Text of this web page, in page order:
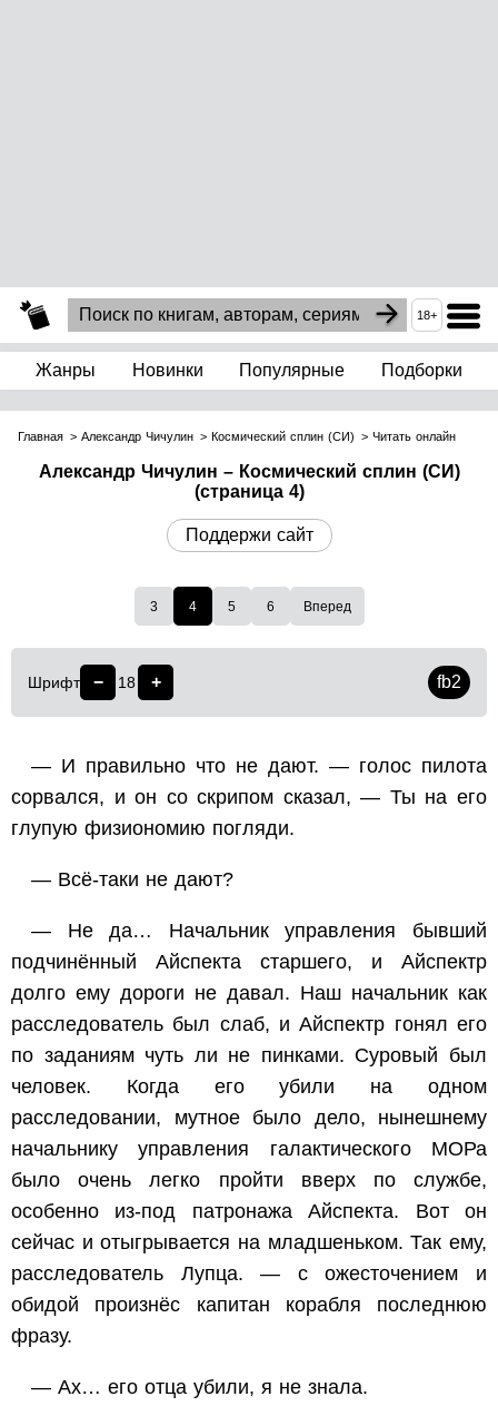
18+
Жанры Новинки Популярные Подборки
Главная Александр Чичулин Космический сплин (СИ) Читать онлайн
Александр Чичулин – Космический сплин (СИ)
(страница 4)
Поддержи сайт
3 4 5 6 Вперед
Шрифт − 18 + fb2
— И правильно что не дают. — голос пилота
сорвался, и он со скрипом сказал, — Ты на его
глупую физиономию погляди.
— Всё-таки не дают?
— Не да… Начальник управления бывший
подчинённый Айспекта старшего, и Айспектр
долго ему дороги не давал. Наш начальник как
расследователь был слаб, и Айспектр гонял его
по заданиям чуть ли не пинками. Суровый был
человек. Когда его убили на одном
расследовании, мутное было дело, нынешнему
начальнику управления галактического МОРа
было очень легко пройти вверх по службе,
особенно из-под патронажа Айспекта. Вот он
сейчас и отыгрывается на младшеньком. Так ему,
расследователь Лупца. — с ожесточением и
обидой произнёс капитан корабля последнюю
фразу.
— Ах… его отца убили, я не знала.